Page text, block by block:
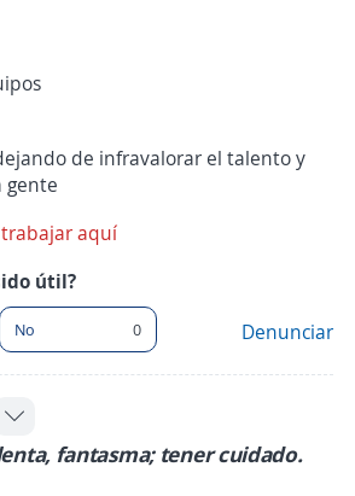
de infravalorar el talento y
gente
aquí
útil?
No 0 Denunciar
fantasma; tener cuidado.